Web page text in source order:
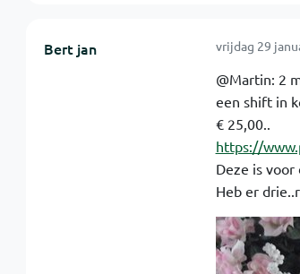
Bert jan vrijdag 29
@Martin: 2
een shift in
€ 25,00..
https://
Deze is
Heb er